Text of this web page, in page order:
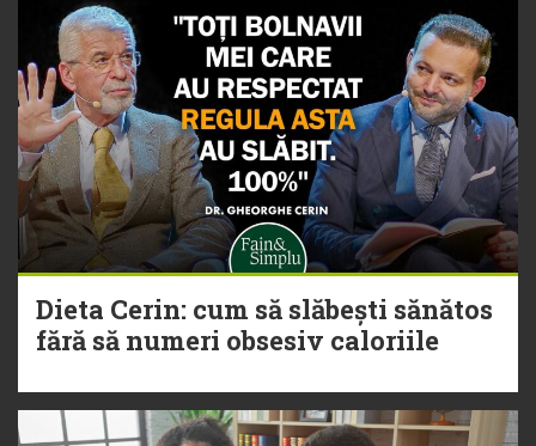
Dieta Cerin: cum să slăbești sănătos
fără să numeri obsesiv caloriile